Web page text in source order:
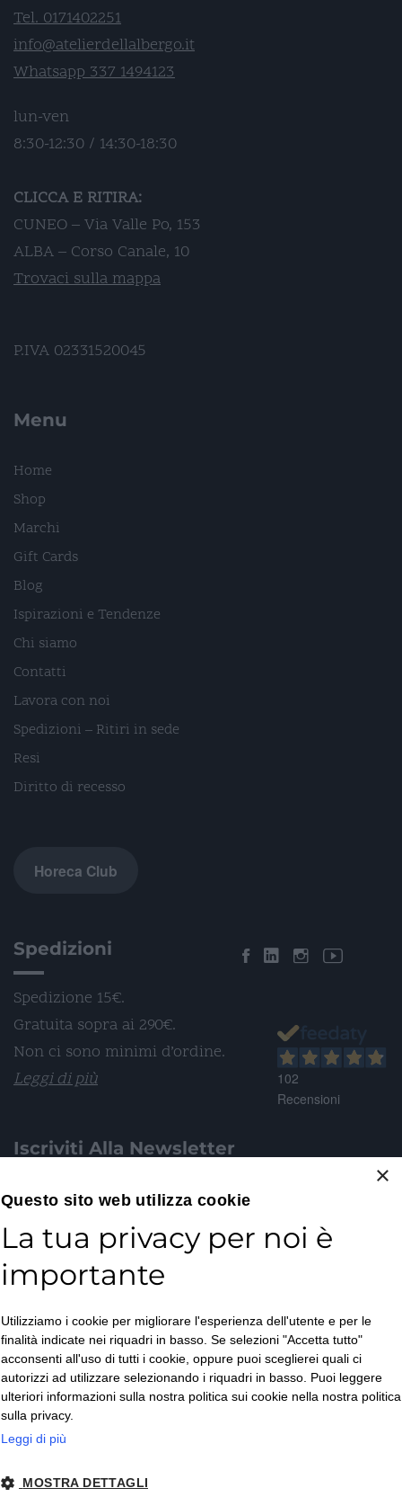
Tel. 0171402251
info@atelierdellalbergo.it
Whatsapp 337 1494123
lun-ven
8:30-12:30 / 14:30-18:30
CLICCA E RITIRA:
CUNEO – Via Valle Po, 153
ALBA – Corso Canale, 10
Trovaci sulla mappa
P.IVA 02331520045
Menu
Home
Shop
Marchi
Gift Cards
Blog
Ispirazioni e Tendenze
Chi siamo
Contatti
Lavora con noi
Spedizioni – Ritiri in sede
Resi
Diritto di recesso
Horeca Club
Spedizioni
Spedizione 15€.
Gratuita sopra ai 290€.
Non ci sono minimi d’ordine.
Leggi di più
Iscriviti Alla Newsletter
Email*
Privacy Policy*
ISCRIVITI
102
Recensioni
×
Questo sito web utilizza cookie
La tua privacy per noi è
importante
Utilizziamo i cookie per migliorare l'esperienza dell'utente e per le
finalità indicate nei riquadri in basso. Se selezioni "Accetta tutto"
acconsenti all'uso di tutti i cookie, oppure puoi sceglierei quali ci
autorizzi ad utilizzare selezionando i riquadri in basso. Puoi leggere
ulteriori informazioni sulla nostra politica sui cookie nella nostra politica
sulla privacy.
Leggi di più
MOSTRA DETTAGLI